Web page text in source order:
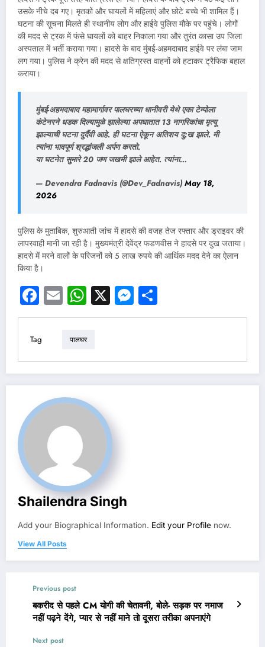
उसके नीचे दब गए। मृतकों और घायलों में महिलाएं और छोटे बच्चे भी शामिल हैं।
घटना की सूचना मिलते ही स्थानीय लोग और हाईवे पुलिस मौके पर पहुंचे। लोगों
की मदद से ट्रक में फंसे घायलों को बाहर निकाला गया और तुरंत कासा उप जिला
अस्पताल में भर्ती कराया गया। हादसे के बाद मुंबई-अहमदाबाद हाईवे पर लंबा जाम
लग गया। पुलिस ने क्रेन की मदद से क्षतिग्रस्त वाहनों को हटाकर ट्रैफिक बहाल
कराया।
मुंबई-अहमदाबाद महामार्गावर पालघरच्या धानीवरी येथे एका टेम्पोला
कंटेनरने धडक दिल्यामुळे झालेल्या अपघातात 13 नागरिकांचा मृत्यू
झाल्याची घटना दुर्दैवी आहे. ही घटना ऐकून अतिशय दु:ख झाले. मी
त्यांना भावपूर्ण श्रद्धांजली अर्पण करतो.
या घटनेत सुमारे 20 जण जखमी झाले आहेत. त्यांना…
— Devendra Fadnavis (@Dev_Fadnavis) May 18,
2026
पुलिस के मुताबिक, शुरुआती जांच में हादसे की वजह तेज रफ्तार और ड्राइवर की
लापरवाही मानी जा रही है। मुख्यमंत्री देवेंद्र फडणवीस ने हादसे पर दुख जताया।
हादसे में मरने वालों के परिजनों को 5 लाख रुपये की आर्थिक मदद देने का ऐलान
किया है।
Facebook
EmailWhatsApp
X Messenger
Tag पालघर
Shailendra Singh
Add your Biographical Information. Edit your Profile now.
View All Posts
Previous post
बकरीद से पहले CM योगी की चेतावनी, बोले- सड़क पर नमाज
नहीं पढ़ने देंगे, प्यार से नहीं माने तो दूसरा तरीका अपनाएंगे
Next post